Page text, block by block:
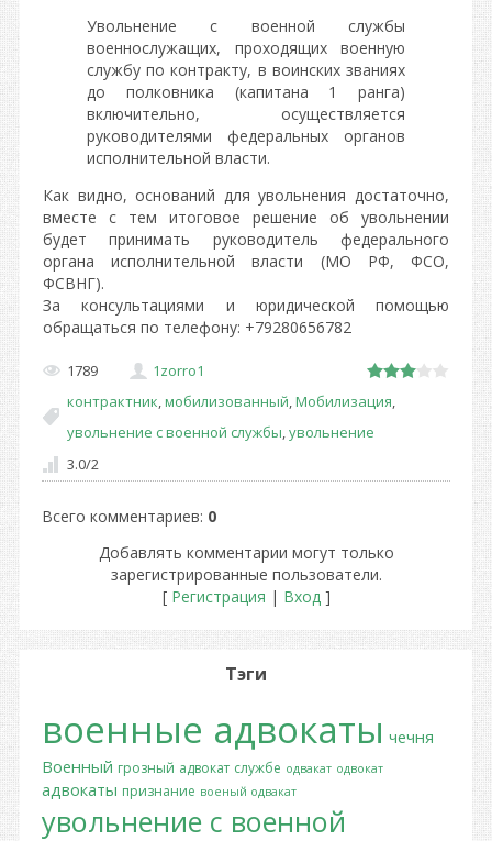
Увольнение с военной службы
военнослужащих, проходящих военную
службу по контракту, в воинских званиях
до полковника (капитана 1 ранга)
включительно, осуществляется
руководителями федеральных органов
исполнительной власти.
Как видно, оснований для увольнения достаточно,
вместе с тем итоговое решение об увольнении
будет принимать руководитель федерального
органа исполнительной власти (МО РФ, ФСО,
ФСВНГ).
За консультациями и юридической помощью
обращаться по телефону: +79280656782
1789
1zorro1
контрактник мобилизованный Мобилизация
увольнение с военной службы увольнение
3.0/2
Всего комментариев: 0
Добавлять комментарии могут только
зарегистрированные пользователи.
[ Регистрация | Вход]
Тэги
военные адвокаты чечня
Военный грозный адвокат службе одвакат одвокат
адвокаты признание военый одвакат
увольнение с военной